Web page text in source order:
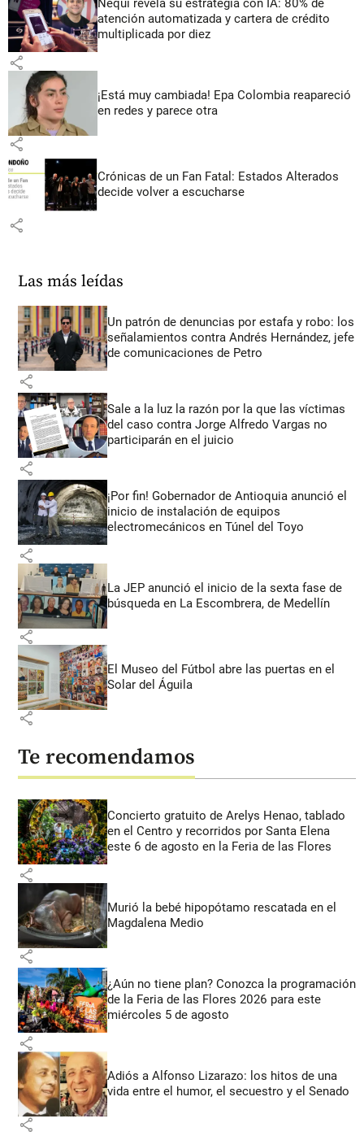
Nequi revela su estrategia con IA: 80% de
atención automatizada y cartera de crédito
multiplicada por diez
share
¡Está muy cambiada! Epa Colombia reapareció
en redes y parece otra
share
Crónicas de un Fan Fatal: Estados Alterados
decide volver a escucharse
share
Las más leídas
Un patrón de denuncias por estafa y robo: los
señalamientos contra Andrés Hernández, jefe
de comunicaciones de Petro
share
Sale a la luz la razón por la que las víctimas
del caso contra Jorge Alfredo Vargas no
participarán en el juicio
share
¡Por fin! Gobernador de Antioquia anunció el
inicio de instalación de equipos
electromecánicos en Túnel del Toyo
share
La JEP anunció el inicio de la sexta fase de
búsqueda en La Escombrera, de Medellín
share
El Museo del Fútbol abre las puertas en el
Solar del Águila
share
Te recomendamos
Concierto gratuito de Arelys Henao, tablado
en el Centro y recorridos por Santa Elena
este 6 de agosto en la Feria de las Flores
share
Murió la bebé hipopótamo rescatada en el
Magdalena Medio
share
¿Aún no tiene plan? Conozca la programación
de la Feria de las Flores 2026 para este
miércoles 5 de agosto
share
Adiós a Alfonso Lizarazo: los hitos de una
vida entre el humor, el secuestro y el Senado
share